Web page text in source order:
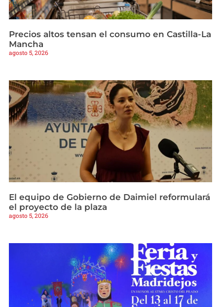
Precios altos tensan el consumo en Castilla-La
Mancha
agosto 5, 2026
El equipo de Gobierno de Daimiel reformulará
el proyecto de la plaza
agosto 5, 2026